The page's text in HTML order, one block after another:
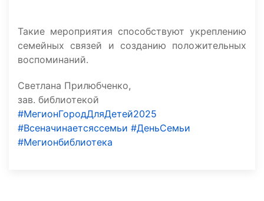
Такие мероприятия способствуют укреплению
семейных связей и созданию положительных
воспоминаний.
Светлана Прилюбченко,
зав. библиотекой
#МегионГородДляДетей2025
#Всеначинаетсяссемьи #ДеньСемьи
#Мегионбиблиотека